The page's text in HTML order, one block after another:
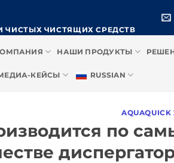
ЧИСТЫХ ЧИСТЯЩИХ СРЕДСТВ
НАШИ ПРОДУКТЫ
КЕЙСЫ RUSSIAN
AQUAQUICK
по